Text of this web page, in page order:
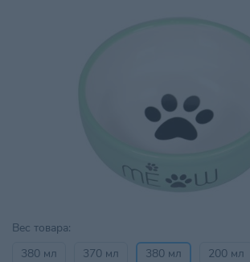
Вес товара:
380 мл
370 мл 380 мл 200 мл